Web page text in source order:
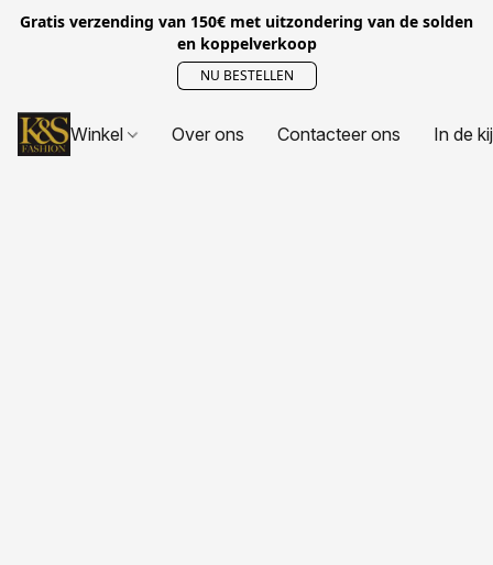
Gratis verzending van 150€ met uitzondering van de solden
en koppelverkoop
NU BESTELLEN
Winkel Over ons Contacteer ons In de